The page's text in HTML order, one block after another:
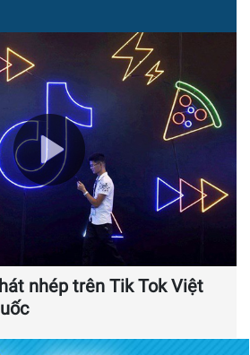
nhép trên Tik Tok Việt